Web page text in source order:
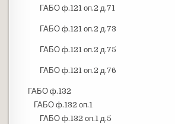
ГАБО ф.121 оп.2 д.71
ГАБО ф.121 оп.2 д.73
ГАБО ф.121 оп.2 д.75
ГАБО ф.121 оп.2 д.76
ГАБО ф.132
ГАБО ф.132 оп.1
ГАБО ф.132 оп.1 д.5